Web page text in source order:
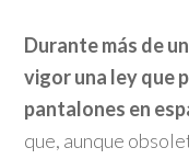
Durante más de
vigor una ley que
pantalones en
que, aunque